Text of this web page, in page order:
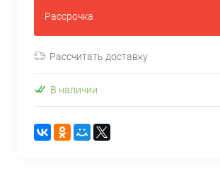
Рассрочка
Рассчитать доставку
В наличии